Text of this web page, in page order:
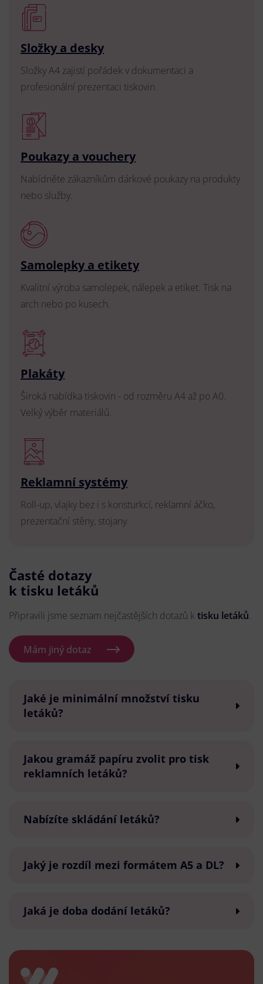
Složky a desky
Složky A4 zajistí pořádek v dokumentaci a
profesionální prezentaci tiskovin.
Poukazy a vouchery
Nabídněte zákazníkům dárkové poukazy na produkty
nebo služby.
Samolepky a etikety
Kvalitní výroba samolepek, nálepek a etiket. Tisk na
arch nebo po kusech.
Plakáty
Široká nabídka tiskovin - od rozměru A4 až po A0.
Velký výběr materiálů.
Reklamní systémy
Roll-up, vlajky bez i s konsturkcí, reklamní áčko,
prezentační stěny, stojany.
Časté dotazy
k tisku letáků
Připravili jsme seznam nejčastějších dotazů k tisku letáků.
Mám jiný dotaz
Jaké je minimální množství tisku
letáků?
Jakou gramáž papíru zvolit pro tisk
reklamních letáků?
Nabízíte skládání letáků?
Jaký je rozdíl mezi formátem A5 a DL?
Jaká je doba dodání letáků?